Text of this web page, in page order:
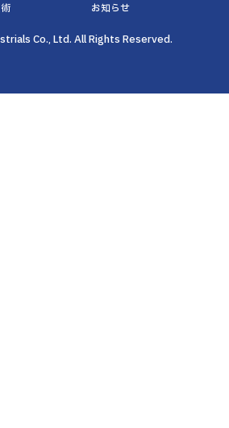
お知らせ
Co., Ltd. All Rights Reserved.